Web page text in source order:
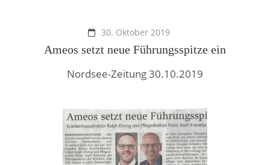
30. Oktober 2019
Ameos setzt neue Führungsspitze ein
Nordsee-Zeitung 30.10.2019